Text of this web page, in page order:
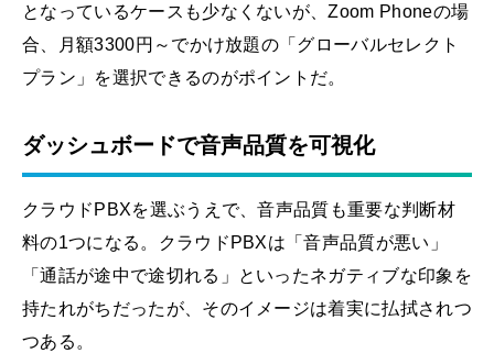
となっているケースも少なくないが、Zoom Phoneの場
合、月額3300円～でかけ放題の「グローバルセレクト
プラン」を選択できるのがポイントだ。
ダッシュボードで音声品質を可視化
クラウドPBXを選ぶうえで、音声品質も重要な判断材
料の1つになる。クラウドPBXは「音声品質が悪い」
「通話が途中で途切れる」といったネガティブな印象を
持たれがちだったが、そのイメージは着実に払拭されつ
つある。